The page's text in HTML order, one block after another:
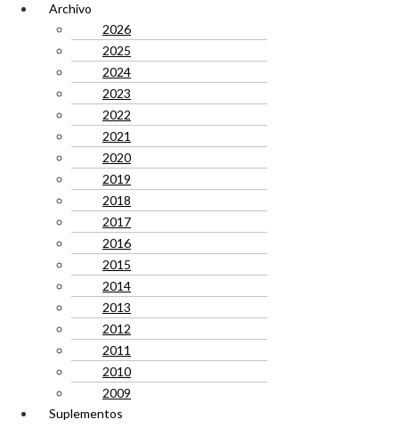
Archivo
2026
2025
2024
2023
2022
2021
2020
2019
2018
2017
2016
2015
2014
2013
2012
2011
2010
2009
Suplementos